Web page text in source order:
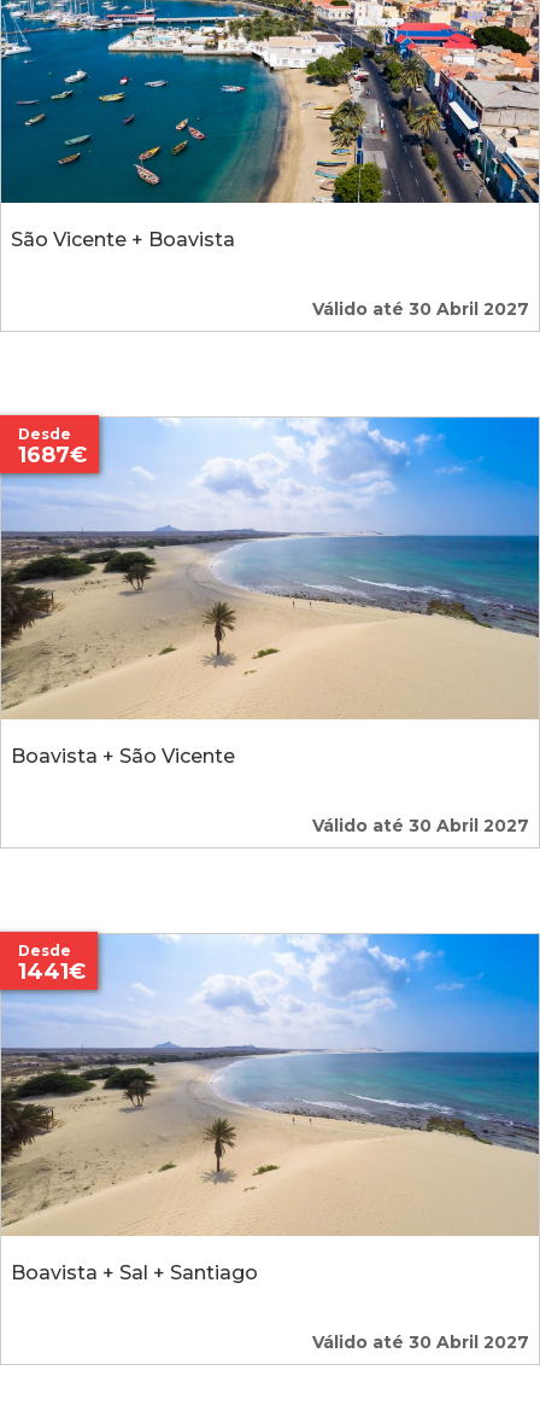
São Vicente + Boavista
Válido até 30 Abril 2027
Boavista + São Vicente
Desde
1687€
Válido até 30 Abril 2027
Boavista + Sal + Santiago
Desde
1441€
Válido até 30 Abril 2027